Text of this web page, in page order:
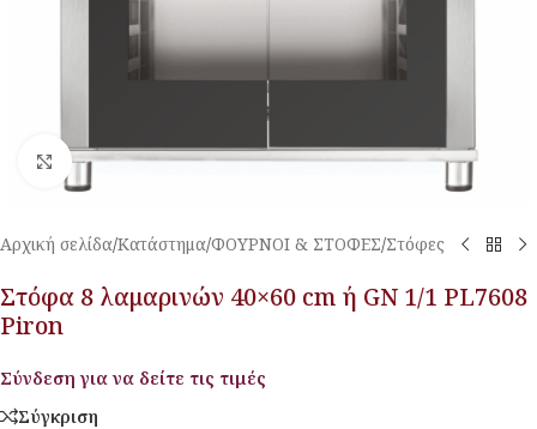
Κλικ για μεγέθυνση
Αρχική σελίδα/Κατάστημα/ΦΟΥΡΝΟΙ & ΣΤΟΦΕΣ/Στόφες
Στόφα 8 λαμαρινών 40×60 cm ή GN 1/1 PL7608
Piron
Σύνδεση για να δείτε τις τιμές
Σύγκριση